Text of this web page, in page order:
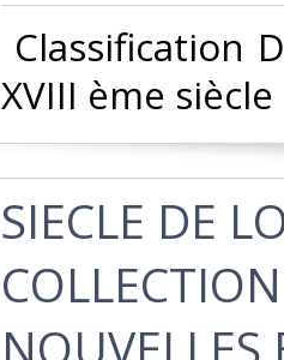
Classification
XVIII ème siècle‎
‎SIECLE DE
COLLECTION